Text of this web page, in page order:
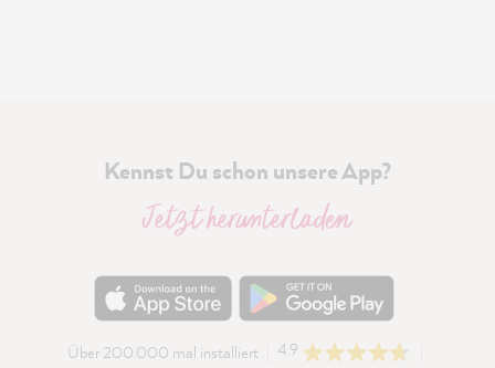
Kennst Du schon unsere App?
Jetzt herunterladen
Über 200.000 mal installiert
4.9